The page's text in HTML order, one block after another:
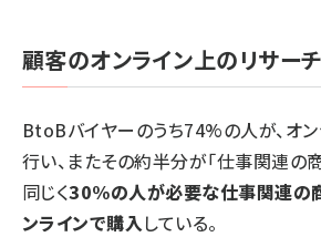
顧客のオンライン上のリサー
BtoBバイヤーのうち74%の人が、オ
行い、またその約半分が「仕事関連の
同じく30%の人が必要な仕事関連の
ンラインで購入している。